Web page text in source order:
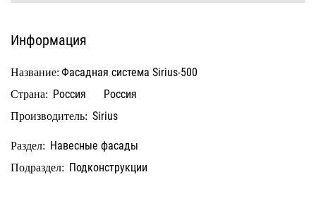
Информация
Название: Фасадная система Sirius-500
Страна: Россия Россия
Производитель: Sirius
Раздел: Навесные фасады
Подраздел: Подконструкции